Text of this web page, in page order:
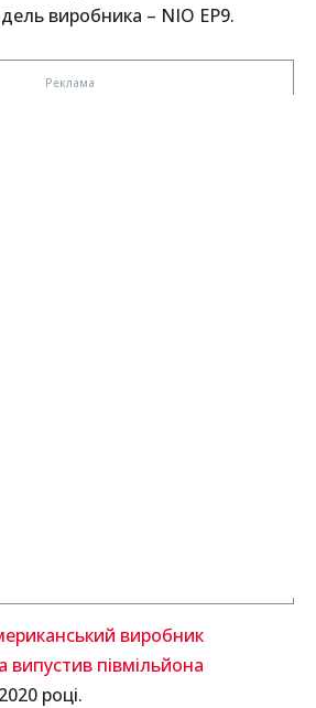
виробника – NIO EP9.
виробник
випустив півмільйона
році.